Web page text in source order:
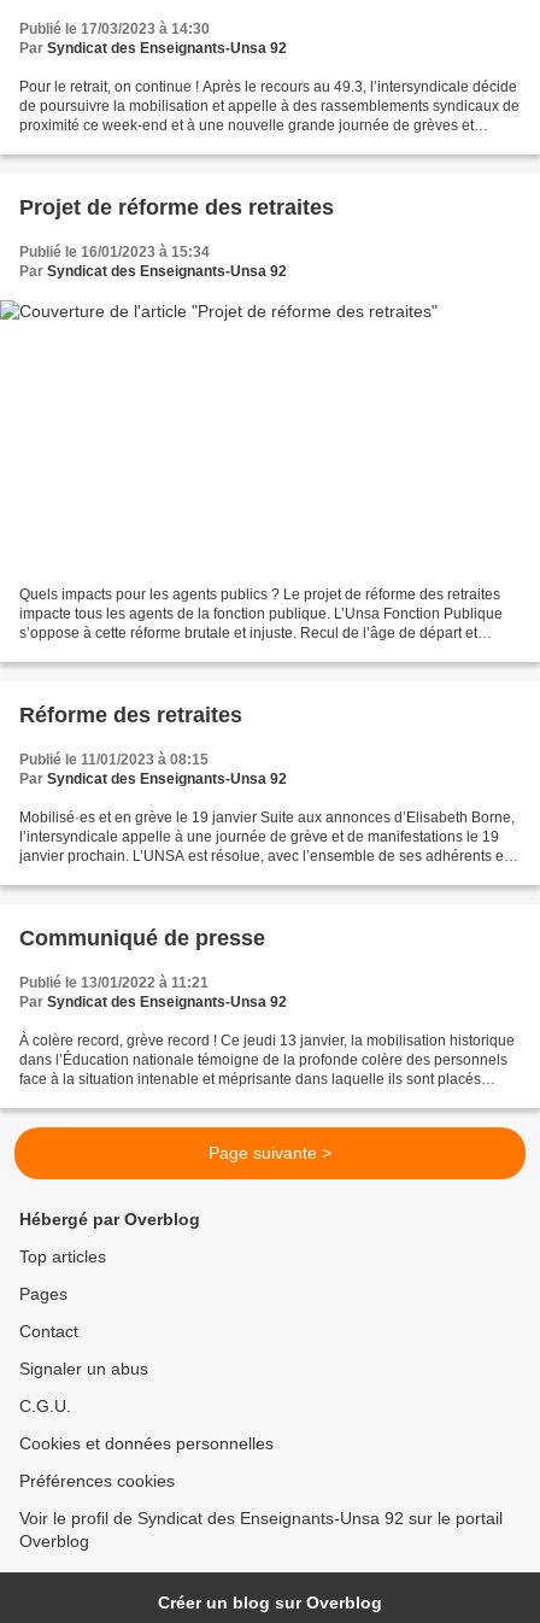
Publié le 17/03/2023 à 14:30
Par Syndicat des Enseignants-Unsa 92
Pour le retrait, on continue ! Après le recours au 49.3, l’intersyndicale décide
de poursuivre la mobilisation et appelle à des rassemblements syndicaux de
proximité ce week-end et à une nouvelle grande journée de grèves et
Projet de réforme des retraites
Publié le 16/01/2023 à 15:34
Par Syndicat des Enseignants-Unsa 92
Quels impacts pour les agents publics ? Le projet de réforme des retraites
impacte tous les agents de la fonction publique. L’Unsa Fonction Publique
s’oppose à cette réforme brutale et injuste. Recul de l’âge de départ et
Réforme des retraites
Publié le 11/01/2023 à 08:15
Par Syndicat des Enseignants-Unsa 92
Mobilisé·es et en grève le 19 janvier Suite aux annonces d’Elisabeth Borne,
l’intersyndicale appelle à une journée de grève et de manifestations le 19
janvier prochain. L’UNSA est résolue, avec l’ensemble de ses adhérents et
Communiqué de presse
Publié le 13/01/2022 à 11:21
Par Syndicat des Enseignants-Unsa 92
À colère record, grève record ! Ce jeudi 13 janvier, la mobilisation historique
dans l’Éducation nationale témoigne de la profonde colère des personnels
face à la situation intenable et méprisante dans laquelle ils sont placés
Page suivante >
Hébergé par Overblog
Top articles
Pages
Contact
Signaler un abus
C.G.U.
Cookies et données personnelles
Préférences cookies
Voir le profil de Syndicat des Enseignants-Unsa 92 sur le portail
Overblog
Créer un blog sur Overblog